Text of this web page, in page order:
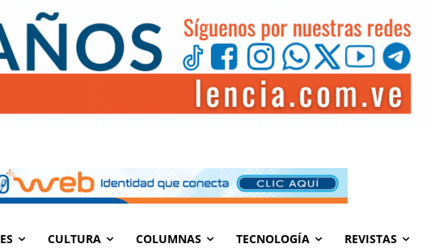
CULTURA COLUMNAS TECNOLOGÍA REVISTAS